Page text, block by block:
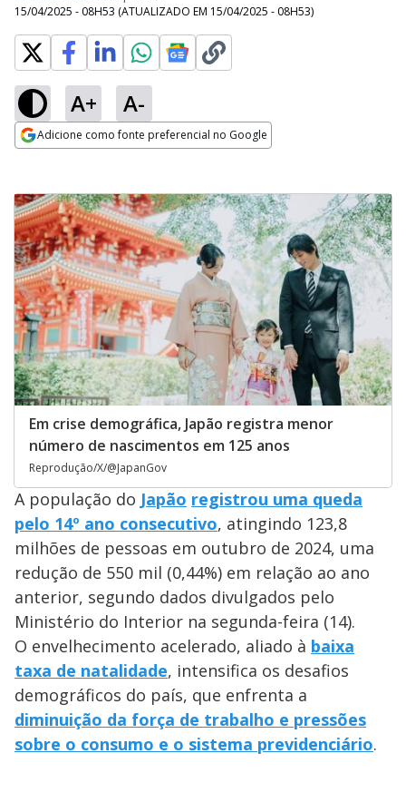
15/04/2025 - 08H53 (ATUALIZADO EM 15/04/2025 - 08H53)
A+ A-
Adicione como fonte preferencial no Google
Em crise demográfica, Japão registra menor
número de nascimentos em 125 anos
Reprodução/X/@JapanGov
A população do Japão registrou uma queda
pelo 14º ano consecutivo, atingindo 123,8
milhões de pessoas em outubro de 2024, uma
redução de 550 mil (0,44%) em relação ao ano
anterior, segundo dados divulgados pelo
Ministério do Interior na segunda-feira (14).
O envelhecimento acelerado, aliado à baixa
taxa de natalidade, intensifica os desafios
demográficos do país, que enfrenta a
diminuição da força de trabalho e pressões
sobre o consumo e o sistema previdenciário.